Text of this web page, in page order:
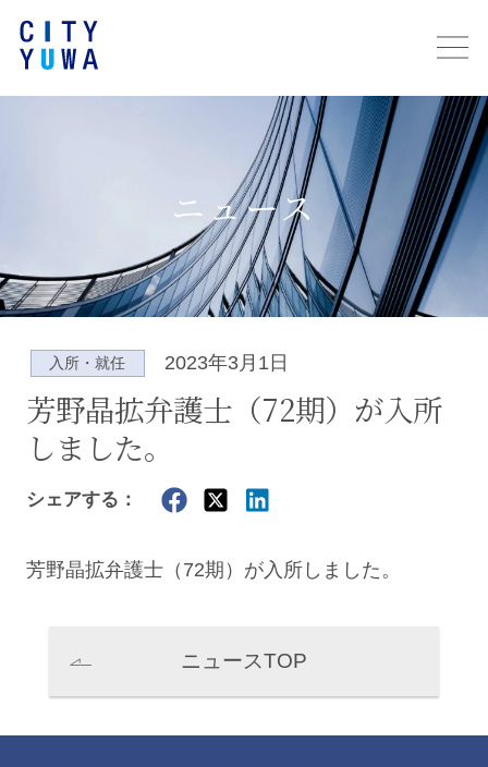
ニュース
入所・就任 2023年3月1日
芳野晶拡弁護士（72期）が入所
しました。
シェアする：
芳野晶拡弁護士（72期）が入所しました。
ニュースTOP